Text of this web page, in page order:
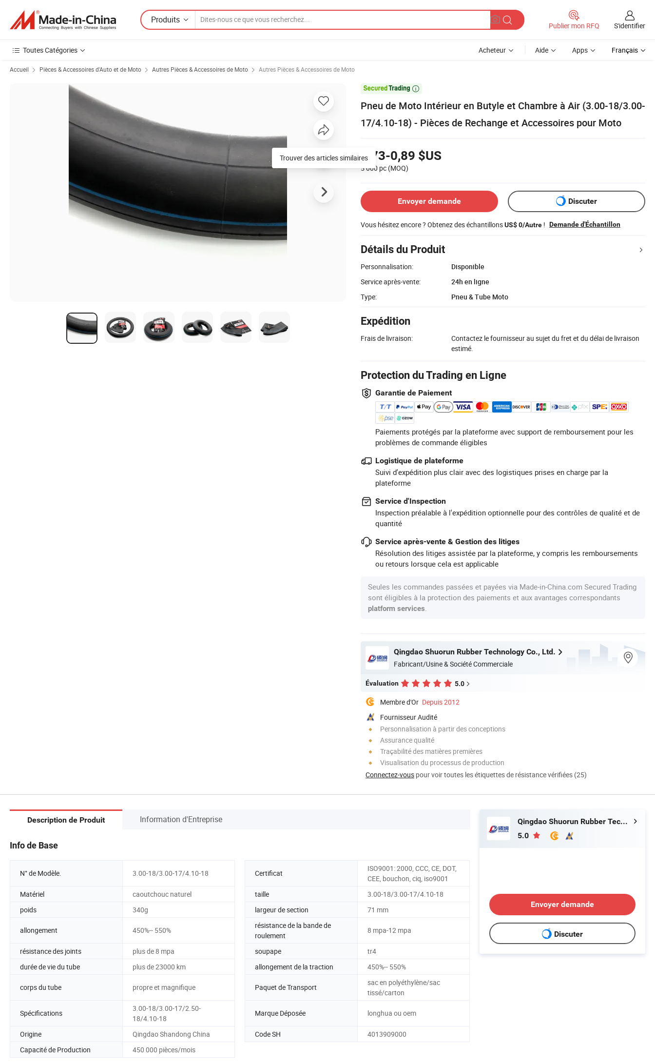
Produits
Publier mon RFQ S'identifier
Toutes Catégories Acheteur Aide Apps Français
Accueil Pièces & Accessoires d'Auto et de Moto Autres Pièces & Accessoires de Moto Autres Pièces & Accessoires de Moto

Pneu de Moto Intérieur en Butyle et Chambre à Air (3.00-18/3.00-
17/4.10-18) - Pièces de Rechange et Accessoires pour Moto
0,73-0,89 $US
5 000 pc (MOQ)
Envoyer demande Discuter
Vous hésitez encore ? Obtenez des échantillonsUS$ 0/Autre ! Demande d'Échantillon
Détails du Produit
Personnalisation:
Disponible
Service après-vente:
24h en ligne
Type:
Pneu & Tube Moto
Expédition
Frais de livraison:
Contactez le fournisseur au sujet du fret et du délai de livraison
estimé.
Protection du Trading en Ligne
Garantie de Paiement
Paiements protégés par la plateforme avec support de remboursement pour les
problèmes de commande éligibles
Logistique de plateforme
Suivi d'expédition plus clair avec des logistiques prises en charge par la
plateforme
Service d'Inspection
Inspection préalable à l'expédition optionnelle pour des contrôles de qualité et de
quantité
Service après-vente & Gestion des litiges
Résolution des litiges assistée par la plateforme, y compris les remboursements
ou retours lorsque cela est applicable
Seules les commandes passées et payées via Made-in-China.com Secured Trading
sont éligibles à la protection des paiements et aux avantages correspondants
platform services
Qingdao Shuorun Rubber Technology Co., Ltd.
Fabricant/Usine & Société Commerciale
Évaluation 5.0
Membre d'Or Depuis 2012
Fournisseur Audité
Personnalisation à partir des conceptions
Assurance qualité
Traçabilité des matières premières
Visualisation du processus de production
Connectez-vous pour voir toutes les étiquettes de résistance vérifiées (25)
Trouver des articles similaires
Description de Produit Information d'Entreprise
Info de Base
N° de Modèle. 3.00-18/3.00-17/4.10-18 Certificat
ISO9001: 2000, CCC, CE, DOT,
CEE, bouchon, ciq, iso9001
Matériel
caoutchouc naturel taille
3.00-18/3.00-17/4.10-18
poids
340g largeur de section 71 mm
allongement 450%-- 550%
résistance de la bande de
roulement
8 mpa-12 mpa
résistance des joints plus de 8 mpa soupape
tr4
durée de vie du tube
plus de 23000 km allongement de la traction 450%-- 550%
corps du tube propre et magnifique Paquet de Transport
sac en polyéthylène/sac
tissé/carton
Spécifications
3.00-18/3.00-17/2.50-
18/4.10-18
Marque Déposée longhua ou oem
Origine Qingdao Shandong China Code SH
4013909000
Capacité de Production
450 000 pièces/mois
Qingdao Shuorun Rubber Technology Co., Ltd.
5.0
Envoyer demande
Discuter